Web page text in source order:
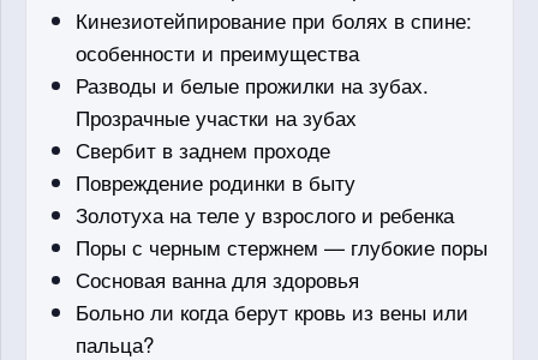
Кинезиотейпирование при болях в спине:
особенности и преимущества
Разводы и белые прожилки на зубах.
Прозрачные участки на зубах
Свербит в заднем проходе
Повреждение родинки в быту
Золотуха на теле у взрослого и ребенка
Поры с черным стержнем — глубокие поры
Сосновая ванна для здоровья
Больно ли когда берут кровь из вены или
пальца?